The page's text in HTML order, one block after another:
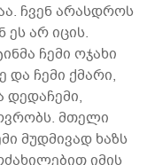
ჩვენ არასდროს
არ იცის.
ჩემი ოჯახი
და ჩემი ქმარი,
მთელი
მუდმივად ხაზს
იმის